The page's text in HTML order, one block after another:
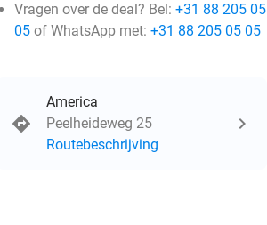
Vragen over de deal? Bel: +31 88 205 05
05 of WhatsApp met: +31 88 205 05 05
America
Peelheideweg 25
Routebeschrijving